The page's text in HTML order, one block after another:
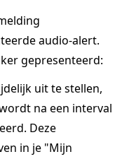
audio-alert.
gepresenteerd:
uit te stellen,
na een interval
Deze
in je "Mijn